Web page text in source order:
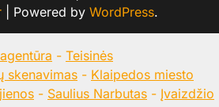
| Powered by WordPress.
- Teisinės
skenavimas - Klaipedos miesto
- Saulius Narbutas - Įvaizdžio